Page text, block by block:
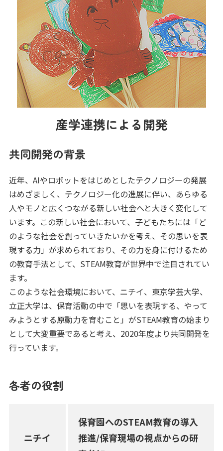
産学連携による開発
共同開発の背景
近年、AIやロボットをはじめとしたテクノロジーの発展
はめざましく、テクノロジー化の進展に伴い、あらゆる
人やモノと広くつながる新しい社会へと大きく変化して
います。この新しい社会において、子どもたちには「ど
のような社会を創っていきたいかを考え、その思いを表
現する力」が求められており、その力を身に付けるため
の教育手法として、STEAM教育が世界中で注目されてい
ます。
このような社会環境において、ニチイ、東京学芸大学、
立正大学は、保育活動の中で「思いを表現する、やって
みようとする原動力を育むこと」がSTEAM教育の始まり
として大変重要であると考え、2020年度より共同開発を
行っています。
各者の役割
ニチイ
保育園へのSTEAM教育の導入
推進/保育現場の視点からの研